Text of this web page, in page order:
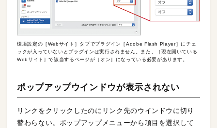
環境設定の［Webサイト］タブでプラグイン［Adobe Flash Player］にチェ
ックが入っていないとプラグインは実行されません。また、［現在開いている
Webサイト］で該当するページが［オン］になっている必要があります。
ポップアップウインドウが表示されない
リンクをクリックしたのにリンク先のウインドウに切り
替わらない。ポップアップメニューから項目を選択して